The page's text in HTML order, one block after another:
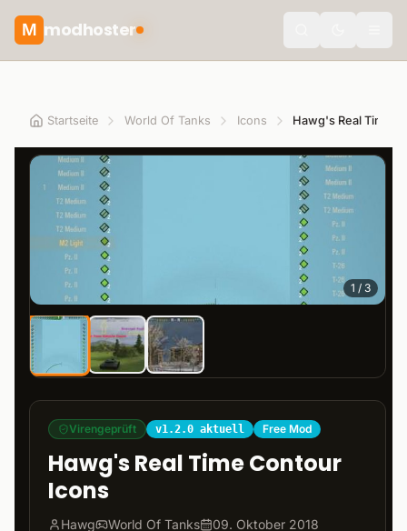
M modhoster
Startseite World Of Tanks Icons Hawg's Real Time
1 / 3
Virengeprüft v1.2.0 aktuell Free Mod
Hawg's Real Time Contour
Icons
Hawg World Of Tanks 09. Oktober 2018